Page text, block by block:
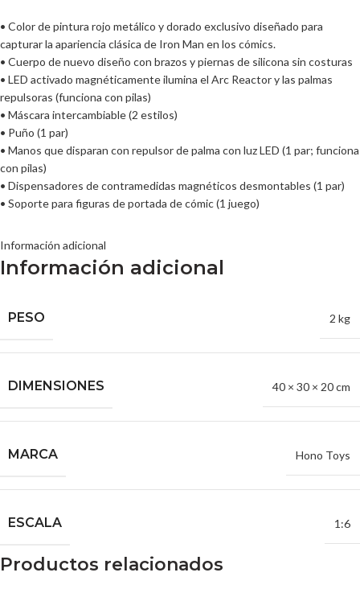
• Color de pintura rojo metálico y dorado exclusivo diseñado para
capturar la apariencia clásica de Iron Man en los cómics.
• Cuerpo de nuevo diseño con brazos y piernas de silicona sin costuras
• LED activado magnéticamente ilumina el Arc Reactor y las palmas
repulsoras (funciona con pilas)
• Máscara intercambiable (2 estilos)
• Puño (1 par)
• Manos que disparan con repulsor de palma con luz LED (1 par; funciona
con pilas)
• Dispensadores de contramedidas magnéticos desmontables (1 par)
• Soporte para figuras de portada de cómic (1 juego)
Información adicional
Información adicional
PESO 2 kg
DIMENSIONES 40 × 30 × 20 cm
MARCA Hono Toys
ESCALA 1:6
Productos relacionados